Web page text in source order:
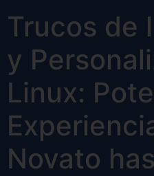
Trucos de
y
Linux:
Novato